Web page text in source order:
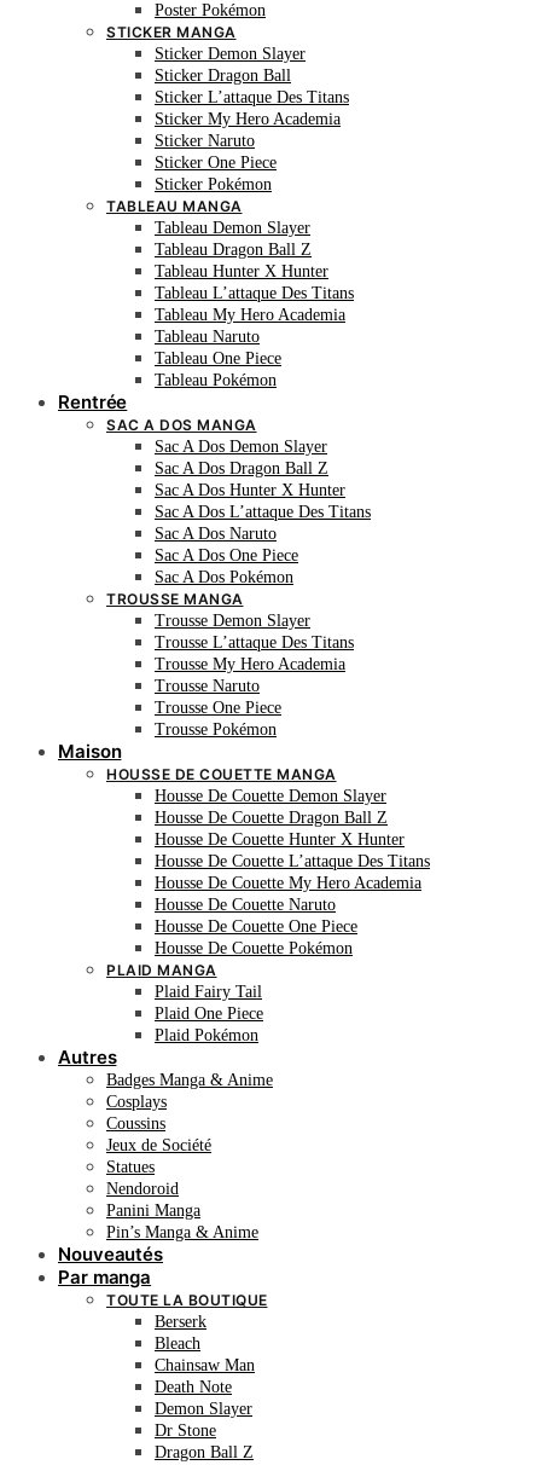
Poster Pokémon
STICKER MANGA
Sticker Demon Slayer
Sticker Dragon Ball
Sticker L’attaque Des Titans
Sticker My Hero Academia
Sticker Naruto
Sticker One Piece
Sticker Pokémon
TABLEAU MANGA
Tableau Demon Slayer
Tableau Dragon Ball Z
Tableau Hunter X Hunter
Tableau L’attaque Des Titans
Tableau My Hero Academia
Tableau Naruto
Tableau One Piece
Tableau Pokémon
Rentrée
SAC A DOS MANGA
Sac A Dos Demon Slayer
Sac A Dos Dragon Ball Z
Sac A Dos Hunter X Hunter
Sac A Dos L’attaque Des Titans
Sac A Dos Naruto
Sac A Dos One Piece
Sac A Dos Pokémon
TROUSSE MANGA
Trousse Demon Slayer
Trousse L’attaque Des Titans
Trousse My Hero Academia
Trousse Naruto
Trousse One Piece
Trousse Pokémon
Maison
HOUSSE DE COUETTE MANGA
Housse De Couette Demon Slayer
Housse De Couette Dragon Ball Z
Housse De Couette Hunter X Hunter
Housse De Couette L’attaque Des Titans
Housse De Couette My Hero Academia
Housse De Couette Naruto
Housse De Couette One Piece
Housse De Couette Pokémon
PLAID MANGA
Plaid Fairy Tail
Plaid One Piece
Plaid Pokémon
Autres
Badges Manga & Anime
Cosplays
Coussins
Jeux de Société
Statues
Nendoroid
Panini Manga
Pin’s Manga & Anime
Nouveautés
Par manga
TOUTE LA BOUTIQUE
Berserk
Bleach
Chainsaw Man
Death Note
Demon Slayer
Dr Stone
Dragon Ball Z